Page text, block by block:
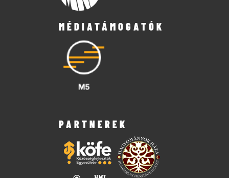
MÉDIATÁMOGATÓK
PARTNEREK